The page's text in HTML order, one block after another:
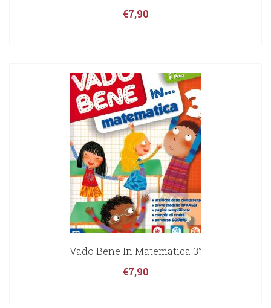
€7,90
Vado Bene In Matematica 3°
€7,90